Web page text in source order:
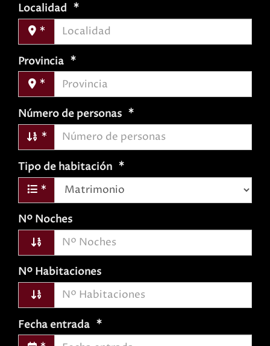
Localidad
Provincia
Número de personas
Tipo de habitación
Nº Noches
Nº Habitaciones
Fecha entrada